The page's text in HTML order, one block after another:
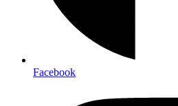
Facebook